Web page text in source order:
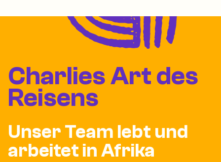
Charlies Art des
Reisens
Unser Team lebt und
arbeitet in Afrika